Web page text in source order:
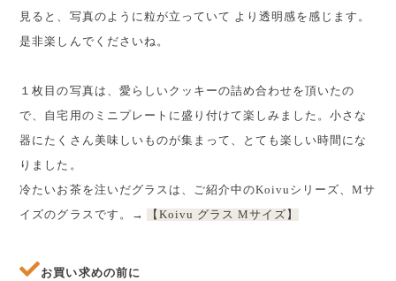
見ると、写真のように粒が立っていて より透明感を感じます。
是非楽しんでくださいね。
１枚目の写真は、愛らしいクッキーの詰め合わせを頂いたの
で、自宅用のミニプレートに盛り付けて楽しみました。小さな
器にたくさん美味しいものが集まって、とても楽しい時間にな
りました。
冷たいお茶を注いだグラスは、ご紹介中のKoivuシリーズ、Mサ
イズのグラスです。→
【Koivu グラス Mサイズ】
お買い求めの前に